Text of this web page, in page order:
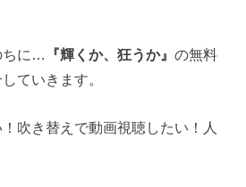
ちに… 『輝くか、狂うか』の無料
ていきます。
吹き替えで動画視聴したい！人